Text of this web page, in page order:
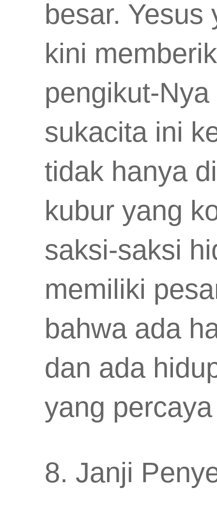
besar.
kini
pengikut-
sukacita ini
tidak hanya
kubur yang
saksi-saksi
memiliki
bahwa ada
dan ada
yang
8. Janji